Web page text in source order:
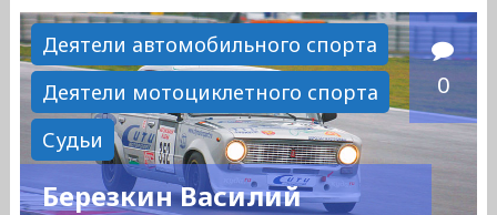
Эмильевич"
Деятели автомобильного спорта
Деятели мотоциклетного спорта
Судьи
0
Березкин Василий